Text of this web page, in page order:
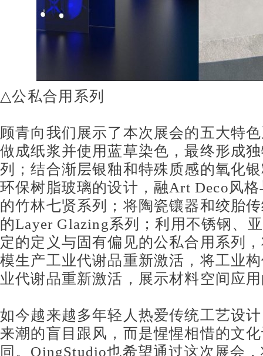
△公私合用系列
顾青向我们展示了本次展会的五大特
做成纸浆并使用蓝草染色，最终形成
列
；结合渐层银釉和特殊质感的氧化
环保树脂玻璃的设计，融Art Deco风
的竹林七贤系列
；将陶瓷镶器和绞胎
的Layer Glazing系列
；利用不锈钢、
定的定义与固有偏见的公私合用系列
模生产工业代谢品重新激活，将工业
业代谢品重新激活，展示材料空间应
如今越来越多年轻人热爱传统工艺设
来潮的盲目跟风，而是惺惺相惜的文
同。 QingStudio也希望通过这次展会